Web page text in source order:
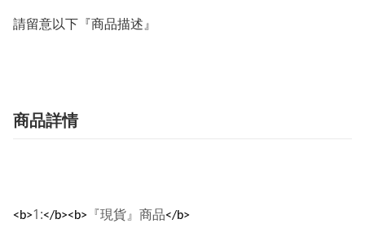
請留意以下『商品描述』
商品詳情
<b>1:</b><b> 『現貨』商品</b>